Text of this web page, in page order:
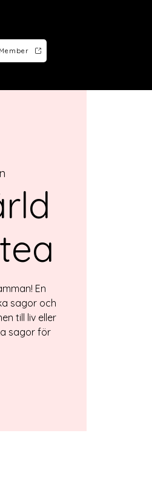
En
sagor och
till liv eller
sagor för